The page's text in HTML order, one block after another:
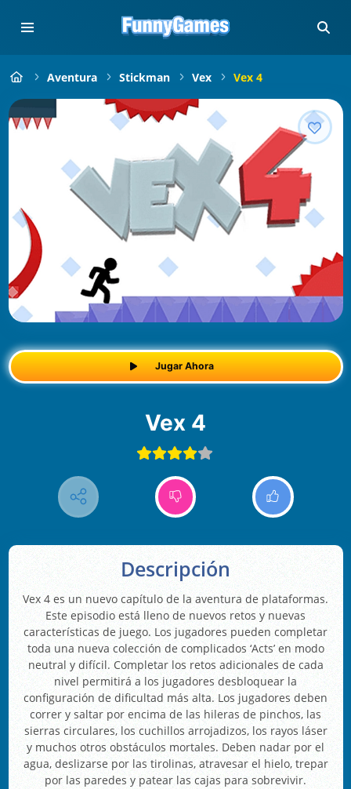
Aventura Stickman Vex Vex 4
Jugar Ahora
Vex 4
Descripción
Vex 4 es un nuevo capítulo de la aventura de plataformas.
Este episodio está lleno de nuevos retos y nuevas
características de juego. Los jugadores pueden completar
toda una nueva colección de complicados ‘Acts’ en modo
neutral y difícil. Completar los retos adicionales de cada
nivel permitirá a los jugadores desbloquear la
configuración de dificultad más alta. Los jugadores deben
correr y saltar por encima de las hileras de pinchos, las
sierras circulares, los cuchillos arrojadizos, los rayos láser
y muchos otros obstáculos mortales. Deben nadar por el
agua, deslizarse por las tirolinas, atravesar el hielo, trepar
por las paredes y patear las cajas para sobrevivir.